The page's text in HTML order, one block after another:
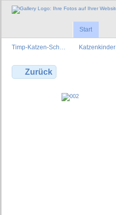
Start
Timp-Katzen-Sch… Katzenkinder
Zurück